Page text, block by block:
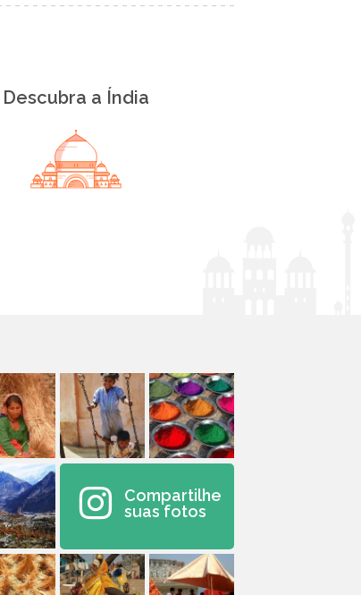
Descubra a Índia
Compartilhe
suas fotos